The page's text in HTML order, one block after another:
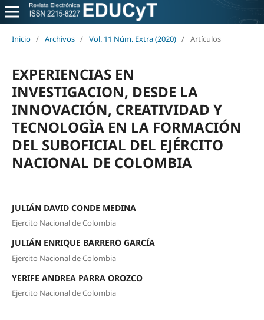
Inicio / Archivos / Vol. 11 Núm. Extra (2020) / Artículos
EXPERIENCIAS EN
INVESTIGACION, DESDE LA
INNOVACIÓN, CREATIVIDAD Y
TECNOLOGÌA EN LA FORMACIÓN
DEL SUBOFICIAL DEL EJÉRCITO
NACIONAL DE COLOMBIA
JULIÁN DAVID CONDE MEDINA
Ejercito Nacional de Colombia
JULIÁN ENRIQUE BARRERO GARCÍA
Ejercito Nacional de Colombia
YERIFE ANDREA PARRA OROZCO
Ejercito Nacional de Colombia